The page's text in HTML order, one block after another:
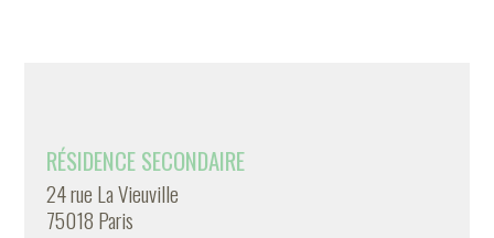
RÉSIDENCE SECONDAIRE
24 rue La Vieuville
75018 Paris